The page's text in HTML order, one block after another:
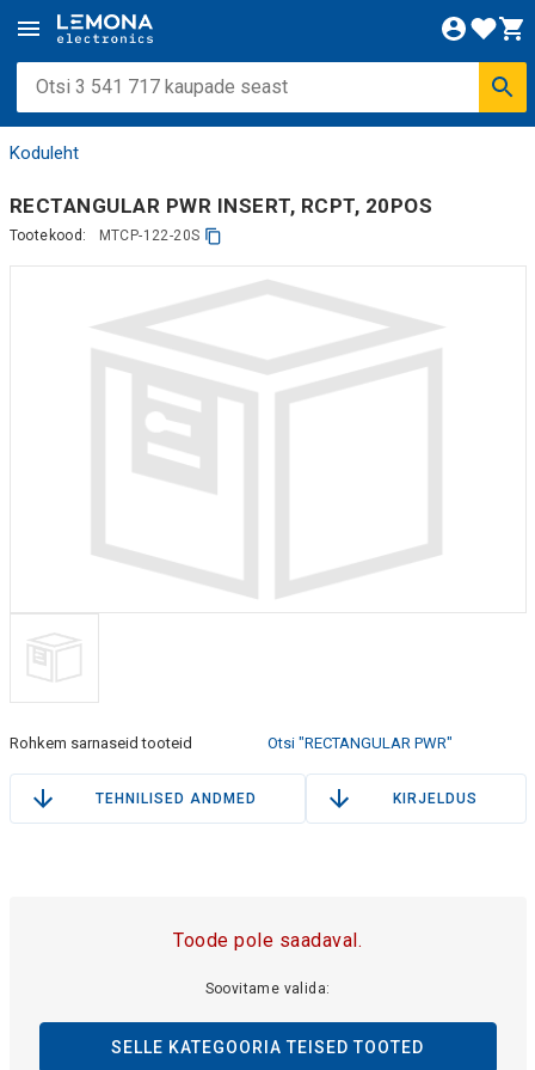
Koduleht
RECTANGULAR PWR INSERT, RCPT, 20POS
Tootekood: MTCP-122-20S
Rohkem sarnaseid tooteid Otsi "RECTANGULAR PWR"
TEHNILISED ANDMED KIRJELDUS
Toode pole saadaval.
Soovitame valida:
SELLE KATEGOORIA TEISED TOOTED